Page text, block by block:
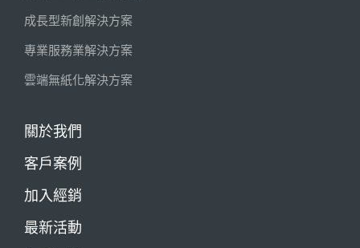
成長型新創解決方案
專業服務業解決方案
雲端無紙化解決方案
關於我們
客戶案例
加入經銷
最新活動